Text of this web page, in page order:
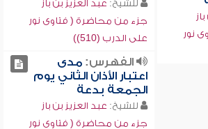
نور
للشيخ: عبد العزيز بن باز
جزء من محاضرة ( فتاوى نور
على الدرب (510))
الفهرس:مدى
اعتبار الأذان الثاني يوم
الجمعة بدعة
للشيخ: عبد العزيز بن باز
جزء من محاضرة ( فتاوى نور